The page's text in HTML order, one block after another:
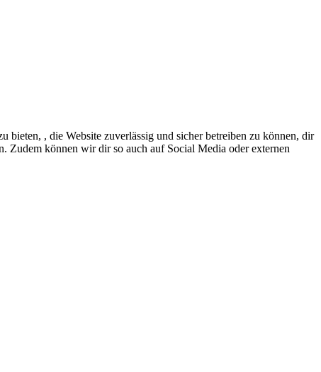
, die Website zuverlässig und sicher betreiben zu können, dir
Zudem können wir dir so auch auf Social Media oder externen